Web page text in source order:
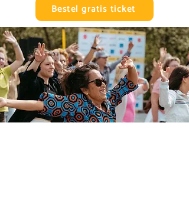
Bestel gratis ticket